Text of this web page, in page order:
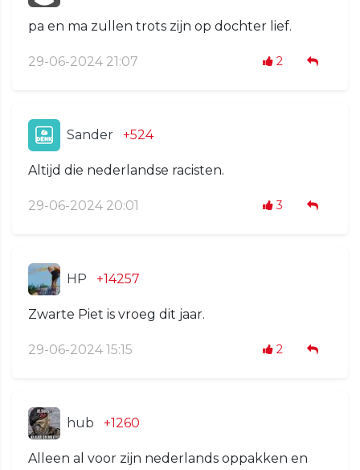
pa en ma zullen trots zijn op dochter lief.
29-06-2024 21:07 2
Sander +524
Altijd die nederlandse racisten.
29-06-2024 20:01 3
HP +14257
Zwarte Piet is vroeg dit jaar.
29-06-2024 15:15 2
hub +1260
Alleen al voor zijn nederlands oppakken en